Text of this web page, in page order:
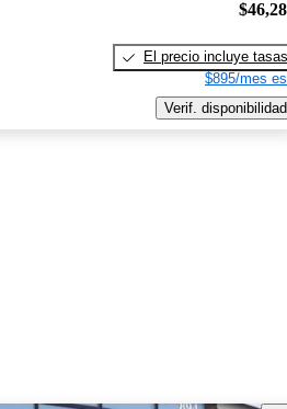
El precio incluye tasas
$895/mes
Verif. disponibilidad